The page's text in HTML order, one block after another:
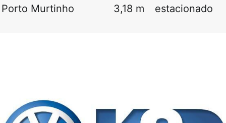
Porto Murtinho
3,18 m estacionado